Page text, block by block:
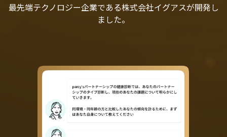
最先端テクノロジー企業である株式会社イグアスが開発し
ました。